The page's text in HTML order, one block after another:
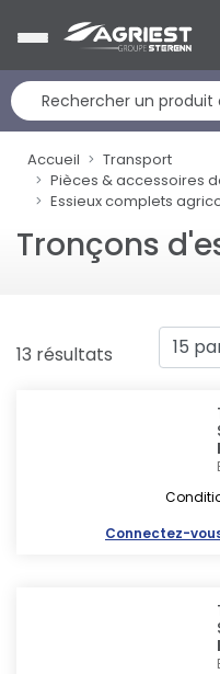
Accueil
Transport
Pièces & accessoires
Essieux complets
Tronçons
13 résultats
Connectez-